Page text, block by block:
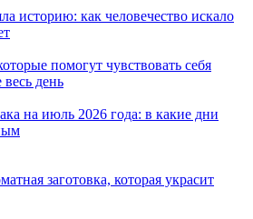
историю: как человечество искало
помогут чувствовать себя
весь день
на июль 2026 года: в какие дни
заготовка, которая украсит